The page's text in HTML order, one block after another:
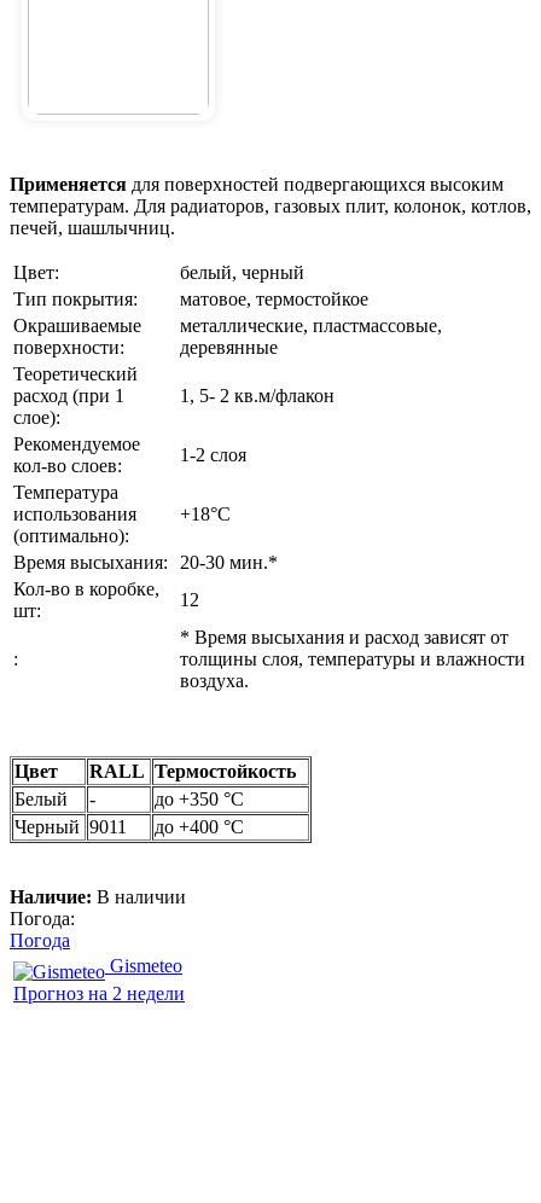
Применяется для поверхностей подвергающихся высоким
температурам. Для радиаторов, газовых плит, колонок, котлов,
печей, шашлычниц.
Цвет:
белый, черный
Тип покрытия:
матовое, термостойкое
Окрашиваемые
поверхности:
металлические, пластмассовые,
деревянные
Теоретический
расход (при 1
слое):
1, 5- 2 кв.м/флакон
Рекомендуемое
кол-во слоев:
1-2 слоя
Температура
использования
(оптимально):
+18°C
Время высыхания:
20-30 мин.*
Кол-во в коробке,
шт:
12
:
* Время высыхания и расход зависят от
толщины слоя, температуры и влажности
воздуха.
Цвет RALL Термостойкость
Белый
-
до +350 °C
Черный 9011 до +400 °C
Наличие: В наличии
Погода:
Погода
Gismeteo
Прогноз на 2 недели